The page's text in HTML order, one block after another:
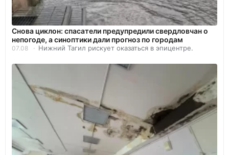
Снова циклон: спасатели предупредили свердловчан о
непогоде, а синоптики дали прогноз по городам
07.08 Нижний Тагил рискует оказаться в эпицентре.